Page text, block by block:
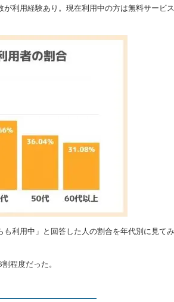
利用経験あり。現在利用中の方は無料サービ
も利用中」と回答した人の割合を年代別に見て
程度だった。